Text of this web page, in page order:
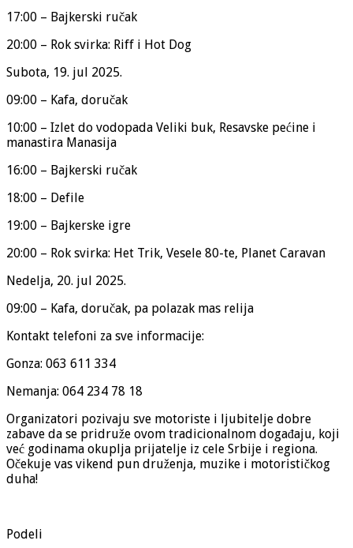
17:00 – Bajkerski ručak
20:00 – Rok svirka: Riff i Hot Dog
Subota, 19. jul 2025.
09:00 – Kafa, doručak
10:00 – Izlet do vodopada Veliki buk, Resavske pećine i
manastira Manasija
16:00 – Bajkerski ručak
18:00 – Defile
19:00 – Bajkerske igre
20:00 – Rok svirka: Het Trik, Vesele 80-te, Planet Caravan
Nedelja, 20. jul 2025.
09:00 – Kafa, doručak, pa polazak mas relija
Kontakt telefoni za sve informacije:
Gonza: 063 611 334
Nemanja: 064 234 78 18
Organizatori pozivaju sve motoriste i ljubitelje dobre
zabave da se pridruže ovom tradicionalnom događaju, koji
već godinama okuplja prijatelje iz cele Srbije i regiona.
Očekuje vas vikend pun druženja, muzike i motorističkog
duha!
Podeli